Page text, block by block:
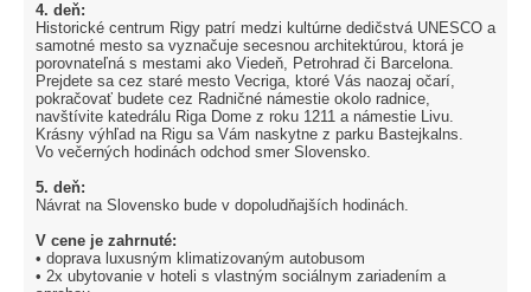
4. deň:
Historické centrum Rigy patrí medzi kultúrne dedičstvá UNESCO a
samotné mesto sa vyznačuje secesnou architektúrou, ktorá je
porovnateľná s mestami ako Viedeň, Petrohrad či Barcelona.
Prejdete sa cez staré mesto Vecriga, ktoré Vás naozaj očarí,
pokračovať budete cez Radničné námestie okolo radnice,
navštívite katedrálu Riga Dome z roku 1211 a námestie Livu.
Krásny výhľad na Rigu sa Vám naskytne z parku Bastejkalns.
Vo večerných hodinách odchod smer Slovensko.
5. deň:
Návrat na Slovensko bude v dopoludňajších hodinách.
V cene je zahrnuté:
• doprava luxusným klimatizovaným autobusom
• 2x ubytovanie v hoteli s vlastným sociálnym zariadením a